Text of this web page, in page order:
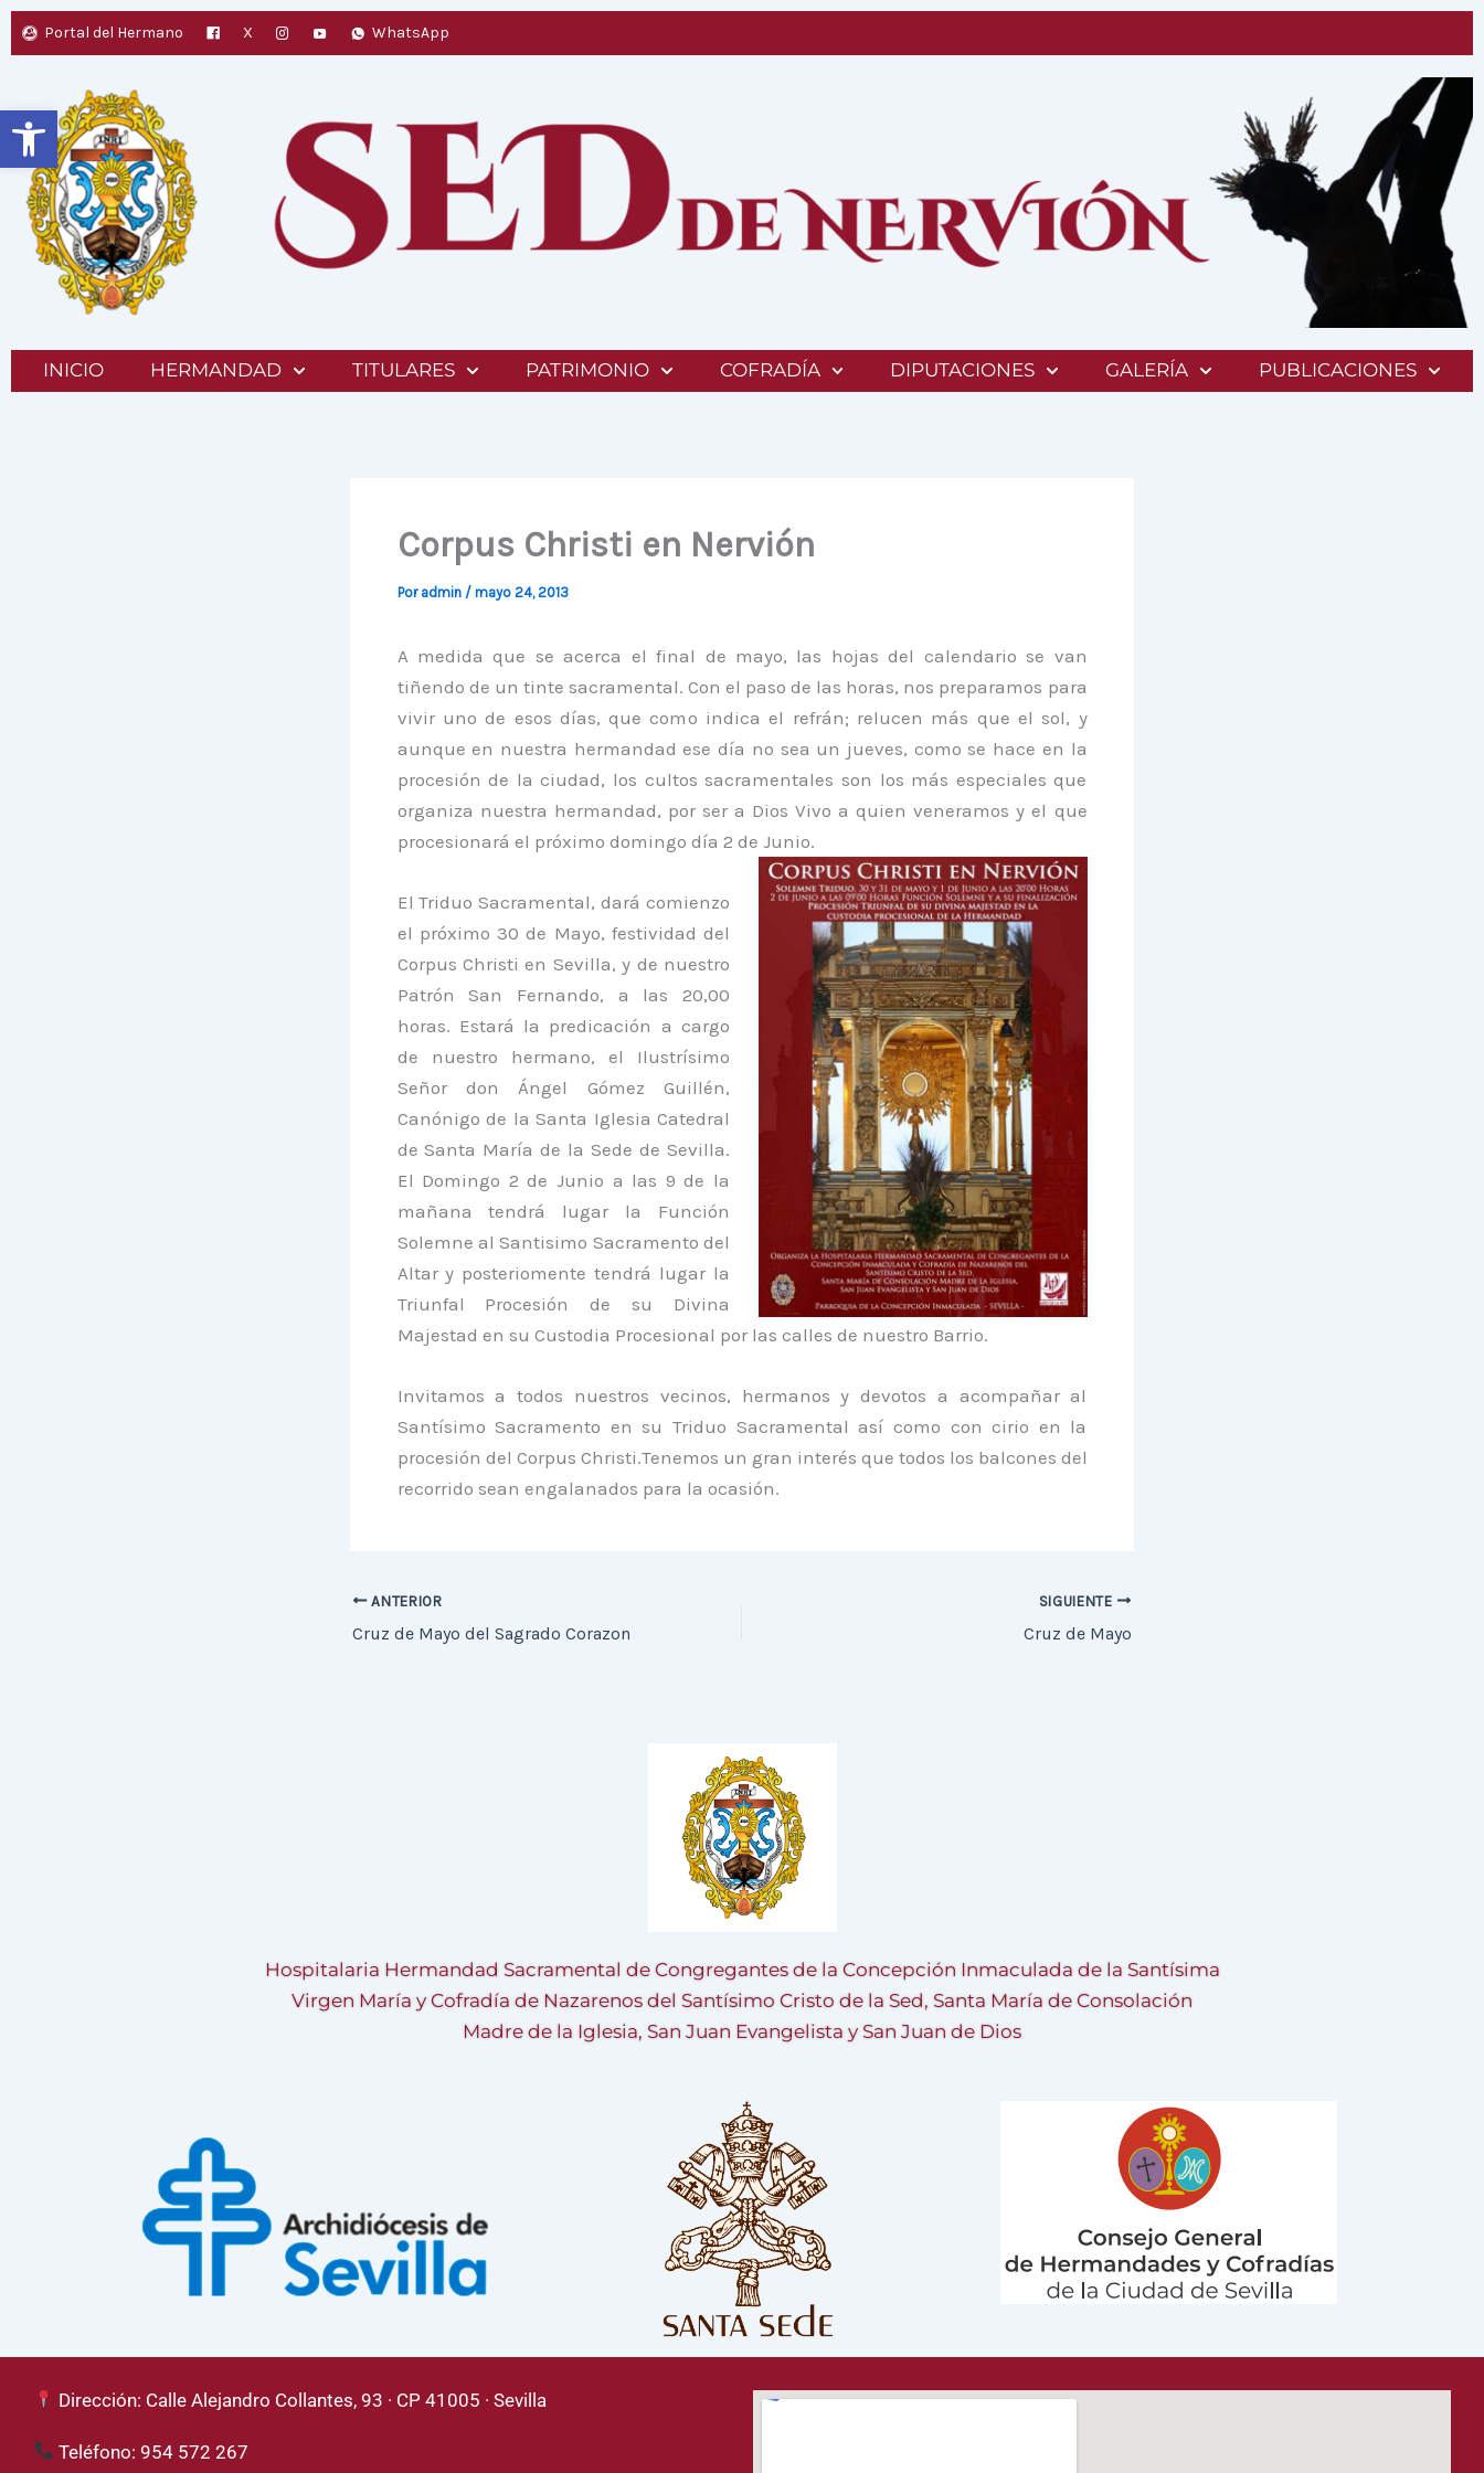
Abrir barra de herramientas
Portal del Hermano X WhatsApp
INICIO HERMANDAD TITULARES PATRIMONIO COFRADÍA DIPUTACIONES GALERÍA PUBLICACIONES
Corpus Christi en Nervión
Por admin / mayo 24, 2013
A medida que se acerca el final de mayo, las hojas del calendario se van
tiñendo de un tinte sacramental. Con el paso de las horas, nos preparamos para
vivir uno de esos días, que como indica el refrán; relucen más que el sol, y
aunque en nuestra hermandad ese día no sea un jueves, como se hace en la
procesión de la ciudad, los cultos sacramentales son los más especiales que
organiza nuestra hermandad, por ser a Dios Vivo a quien veneramos y el que
procesionará el próximo domingo día 2 de Junio.
El Triduo Sacramental, dará comienzo
el próximo 30 de Mayo, festividad del
Corpus Christi en Sevilla, y de nuestro
Patrón San Fernando, a las 20,00
horas. Estará la predicación a cargo
de nuestro hermano, el Ilustrísimo
Señor don Ángel Gómez Guillén,
Canónigo de la Santa Iglesia Catedral
de Santa María de la Sede de Sevilla.
El Domingo 2 de Junio a las 9 de la
mañana tendrá lugar la Función
Solemne al Santisimo Sacramento del
Altar y posteriomente tendrá lugar la
Triunfal Procesión de su Divina
Majestad en su Custodia Procesional por las calles de nuestro Barrio.
Invitamos a todos nuestros vecinos, hermanos y devotos a acompañar al
Santísimo Sacramento en su Triduo Sacramental así como con cirio en la
procesión del Corpus Christi.Tenemos un gran interés que todos los balcones del
recorrido sean engalanados para la ocasión.
ANTERIOR
Cruz de Mayo del Sagrado Corazon
SIGUIENTE
Cruz de Mayo
Hospitalaria Hermandad Sacramental de Congregantes de la Concepción Inmaculada de la Santísima
Virgen María y Cofradía de Nazarenos del Santísimo Cristo de la Sed, Santa María de Consolación
Madre de la Iglesia, San Juan Evangelista y San Juan de Dios
Dirección: Calle Alejandro Collantes, 93 · CP 41005 · Sevilla
Teléfono: 954 572 267